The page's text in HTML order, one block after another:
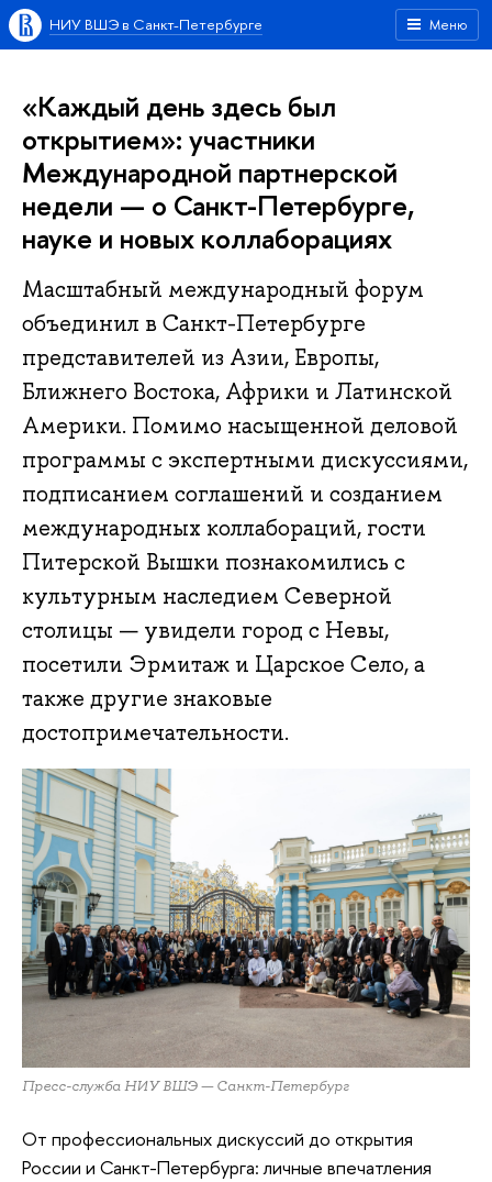
Меню
НИУ ВШЭ в Санкт-Петербурге
«Каждый день здесь был
открытием»: участники
Международной партнерской
недели — о Санкт-Петербурге,
науке и новых коллаборациях
Масштабный международный форум
объединил в Санкт-Петербурге
представителей из Азии, Европы,
Ближнего Востока, Африки и Латинской
Америки. Помимо насыщенной деловой
программы с экспертными дискуссиями,
подписанием соглашений и созданием
международных коллабораций, гости
Питерской Вышки познакомились с
культурным наследием Северной
столицы — увидели город с Невы,
посетили Эрмитаж и Царское Село, а
также другие знаковые
достопримечательности.
Пресс-служба НИУ ВШЭ — Санкт-Петербург
От профессиональных дискуссий до открытия
России и Санкт-Петербурга: личные впечатления